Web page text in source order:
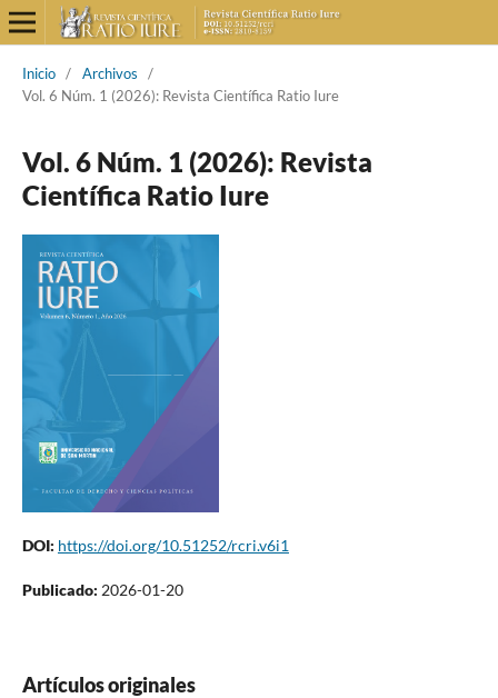
Inicio / Archivos
/
Vol. 6 Núm. 1 (2026): Revista Científica Ratio Iure
Vol. 6 Núm. 1 (2026): Revista
Científica Ratio Iure
DOI: https://doi.org/10.51252/rcri.v6i1
Publicado: 2026-01-20
Artículos originales